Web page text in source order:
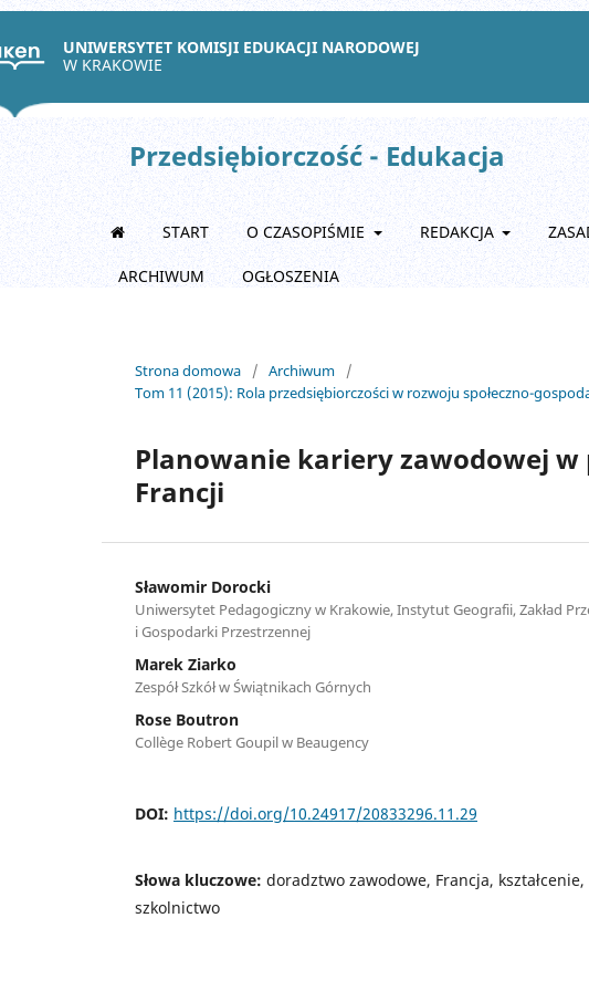
UNIWERSYTET KOMISJI EDUKACJI NARODOWEJ
W KRAKOWIE
Przedsiębiorczość - Edukacja
START O CZASOPIŚMIE REDAKCJA
ARCHIWUM OGŁOSZENIA
Strona domowa / Archiwum
/
Tom 11 (2015): Rola przedsiębiorczości w rozwoju społeczno-
Planowanie kariery zawodowej w
Francji
Sławomir Dorocki
Uniwersytet Pedagogiczny w Krakowie, Instytut Geografii, Zakład
i Gospodarki Przestrzennej
Marek Ziarko
Zespół Szkół w Świątnikach Górnych
Rose Boutron
Collège Robert Goupil w Beaugency
DOI: https://doi.org/10.24917/20833296.11.29
Słowa kluczowe: doradztwo zawodowe, Francja,
szkolnictwo